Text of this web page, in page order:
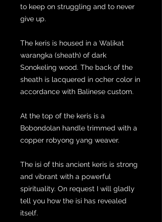
to keep on struggling and to never
give up.
The keris is housed in a Walikat
warangka (sheath) of dark
Sonokeling wood. The back of the
sheath is lacquered in ocher color in
accordance with Balinese custom.
At the top of the keris is a
Bobondolan handle trimmed with a
copper robyong yang weaver.
The isi of this ancient keris is strong
and vibrant with a powerful
spirituality. On request I will gladly
tell you how the isi has revealed
itself.